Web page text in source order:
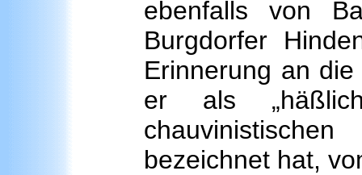
ebenfalls von
Burgdorfer
Erinnerung an
er als
bezeichnet hat,